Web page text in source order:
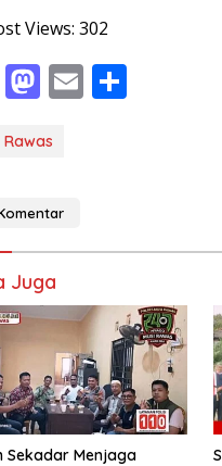
Views: 302
F M
to
o
n
E
Rawas
Juga
Sekadar Menjaga